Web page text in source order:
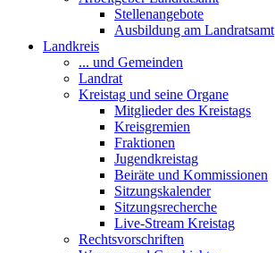
Stellenangebote
Ausbildung am Landratsamt
Landkreis
... und Gemeinden
Landrat
Kreistag und seine Organe
Mitglieder des Kreistags
Kreisgremien
Fraktionen
Jugendkreistag
Beiräte und Kommissionen
Sitzungskalender
Sitzungsrecherche
Live-Stream Kreistag
Rechtsvorschriften